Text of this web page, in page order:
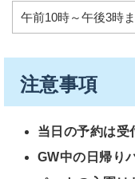
午前10時～午後3時
注意事項
当日の予約は受
GW中の日帰り